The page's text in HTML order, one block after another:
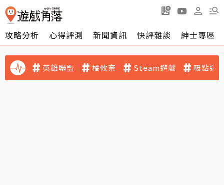
攻略分析 心得評測 新聞資訊 快評雜談 紳士專區
英雄聯盟 橘攸奈 Steam遊戲 吸點迷